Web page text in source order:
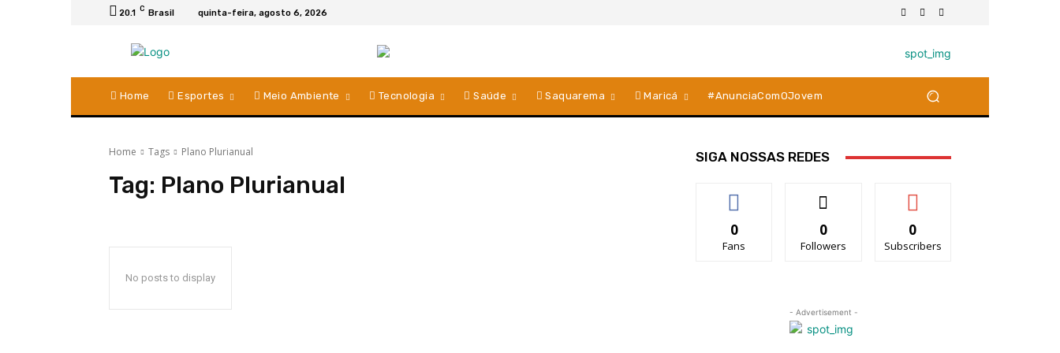
20.1 C Brasil quinta-feira, agosto 6, 2026
Home Esportes Meio Ambiente Tecnologia Saúde Saquarema Maricá #AnunciaComOJovem
Home Tags Plano Plurianual
Tag: Plano Plurianual
No posts to display
SIGA NOSSAS REDES
0
Fans
0
Followers
0
Subscribers
- Advertisement -